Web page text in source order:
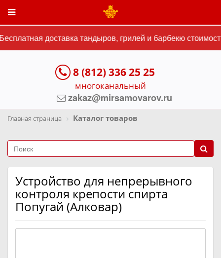
доставка тандыров, грилей и барбекю
8 (812) 336 25 25
многоканальный
zakaz@mirsamovarov.ru
Главная страница Каталог товаров
Устройство для непрерывного
контроля крепости спирта
Попугай (Алковар)